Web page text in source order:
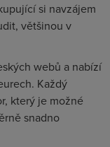
si navzájem
většinou v
webů a nabízí
Každý
který je možné
snadno